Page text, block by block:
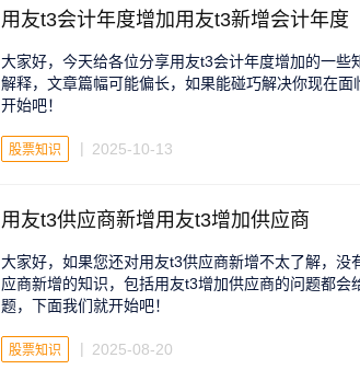
用友t3会计年度增加用友t3新增会计年度
大家好，今天给各位分享用友t3会计年度增加的一
解释，文章篇幅可能偏长，如果能碰巧解决你现在
开始吧！
股票知识 2025-10-13
用友t3供应商新增用友t3增加供应商
大家好，如果您还对用友t3供应商新增不太了解，
应商新增的知识，包括用友t3增加供应商的问题都会
题，下面我们就开始吧！
股票知识 2025-08-20